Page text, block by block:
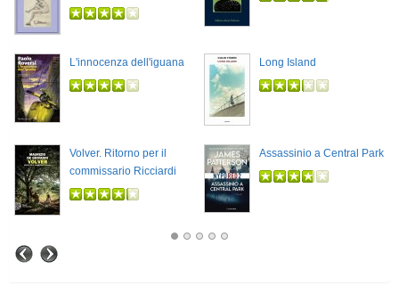
L'innocenza dell'iguana Long Island
Volver. Ritorno per il
commissario Ricciardi
Assassinio a Central Park